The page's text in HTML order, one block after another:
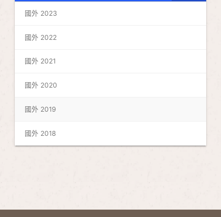
國外 2023
國外 2022
國外 2021
國外 2020
國外 2019
國外 2018